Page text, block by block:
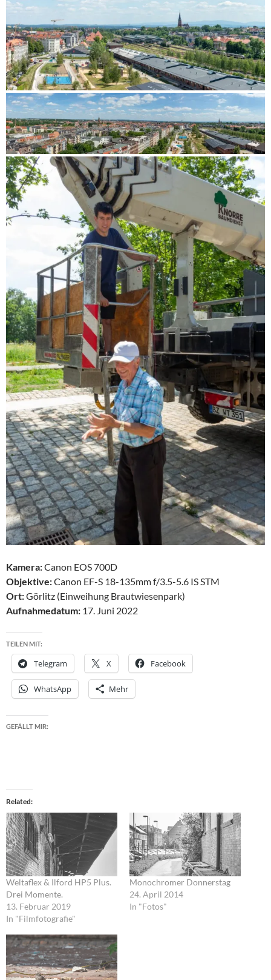
Kamera:Canon EOS 700D
Objektive:Canon EF-S 18-135mm f/3.5-5.6 IS STM
Ort:Görlitz (Einweihung Brautwiesenpark)
Aufnahmedatum: 17. Juni 2022
TEILEN MIT:
Telegram X Facebook
WhatsApp Mehr
GEFÄLLT MIR:
Related
Weltaflex & Ilford HP5 Plus.
Drei Momente.
13. Februar 2019
In "Filmfotografie"
Monochromer Donnerstag
24. April 2014
In "Fotos"